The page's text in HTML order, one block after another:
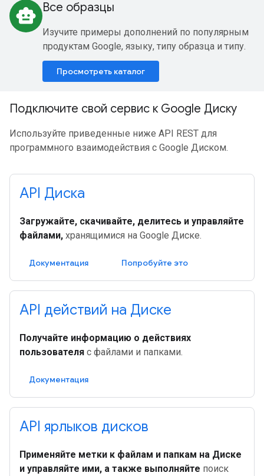
smart_toy Все образцы
Изучите примеры дополнений по популярным
продуктам Google, языку, типу образца и типу.
Просмотреть каталог
Подключите свой сервис к Google Диску
Используйте приведенные ниже API REST для
программного взаимодействия с Google Диском.
API Диска
Загружайте, скачивайте, делитесь и управляйте
файлами, хранящимися на Google Диске.
Документация Попробуйте это
API действий на Диске
Получайте информацию о действиях
пользователя с файлами и папками.
Документация
API ярлыков дисков
Применяйте метки к файлам и папкам на Диске
и управляйте ими, а также выполняйте поиск